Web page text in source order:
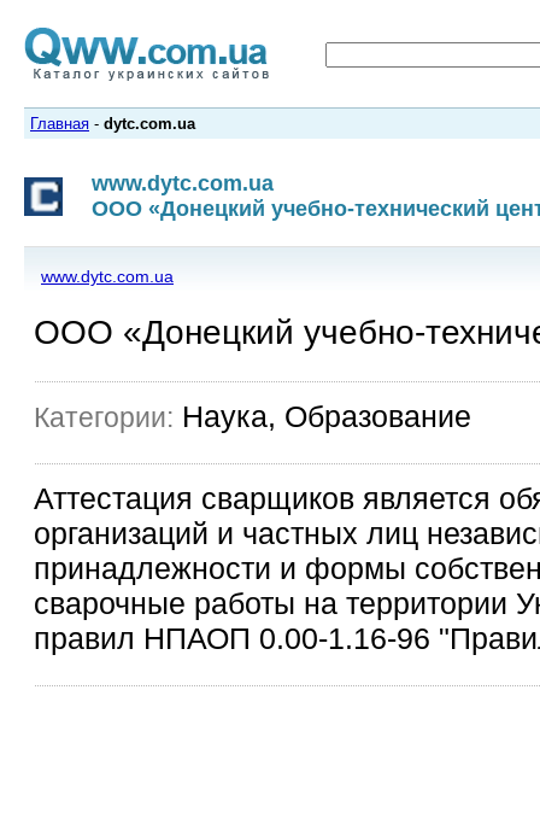
Главная - dytc.com.ua
www.dytc.com.ua
ООО «Донецкий учебно-технический
www.dytc.com.ua
ООО «Донецкий учебно-
Категории: Наука, Образование
Аттестация сварщиков является
организаций и частных лиц
принадлежности и формы
сварочные работы на территории
правил НПАОП 0.00-1.16-96